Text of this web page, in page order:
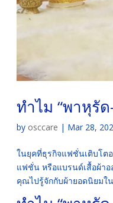
ทำไม “พาหุรั
by osccare | Mar 28,
ในยุคที่ธุรกิจแฟชั่นเติบโต
แฟชั่น หรือแบรนด์เสื้อผ้าอ
คุณไปรู้จักกับผ้ายอดนิยมใ